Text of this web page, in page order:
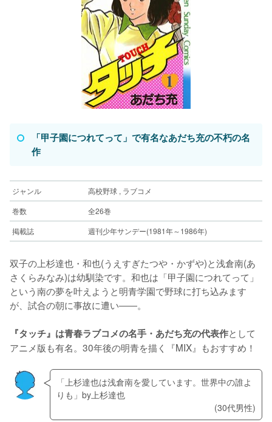
「甲子園につれてって」で有名なあだち充の不朽の名
作
ジャンル
高校野球 , ラブコメ
巻数
全26巻
掲載誌
週刊少年サンデー(1981年～1986年)
双子の上杉達也・和也(うえすぎたつや・かずや)と浅倉南(あ
さくらみなみ)は幼馴染です。和也は「甲子園につれてって」
という南の夢を叶えようと明青学園で野球に打ち込みます
が、試合の朝に事故に遭い――。
『タッチ』は青春ラブコメの名手・あだち充の代表作として
アニメ版も有名。30年後の明青を描く『MIX』もおすすめ！
「上杉達也は浅倉南を愛しています。世界中の誰よ
りも」by上杉達也
(30代男性)